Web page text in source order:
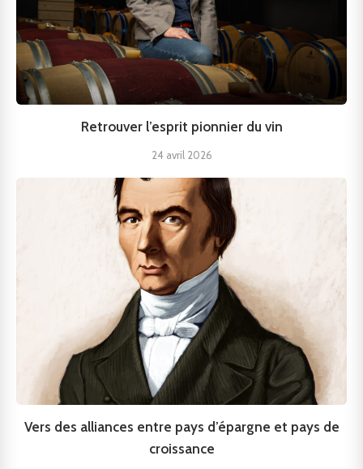
Retrouver l’esprit pionnier du vin
24 avril 2026
Vers des alliances entre pays d’épargne et pays de
croissance